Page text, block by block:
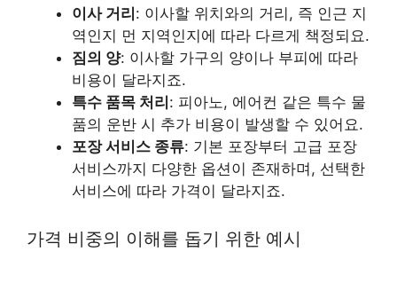
이사 거리 : 이사할 위치와의 거리, 즉 인근 지
역인지 먼 지역인지에 따라 다르게 책정되요.
짐의 양: 이사할 가구의 양이나 부피에 따라
비용이 달라지죠.
특수 품목 처리 : 피아노, 에어컨 같은 특수 물
품의 운반 시 추가 비용이 발생할 수 있어요.
포장 서비스 종류: 기본 포장부터 고급 포장
서비스까지 다양한 옵션이 존재하며, 선택한
서비스에 따라 가격이 달라지죠.
가격 비중의 이해를 돕기 위한 예시